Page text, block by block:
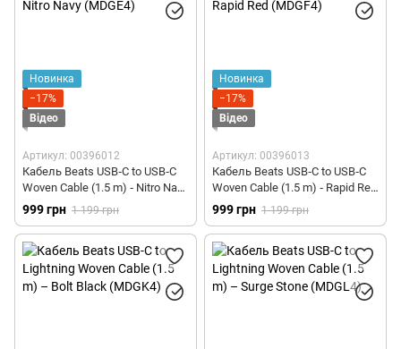
Новинка
−17%
Відео
Артикул: 00396012
Кабель Beats USB‑C to USB‑C
Woven Cable (1.5 m) ‑ Nitro Navy
(MDGE4)
999 грн 1 199 грн
Новинка
−17%
Відео
Артикул: 00396013
Кабель Beats USB‑C to USB‑C
Woven Cable (1.5 m) ‑ Rapid Red
(MDGF4)
999 грн 1 199 грн